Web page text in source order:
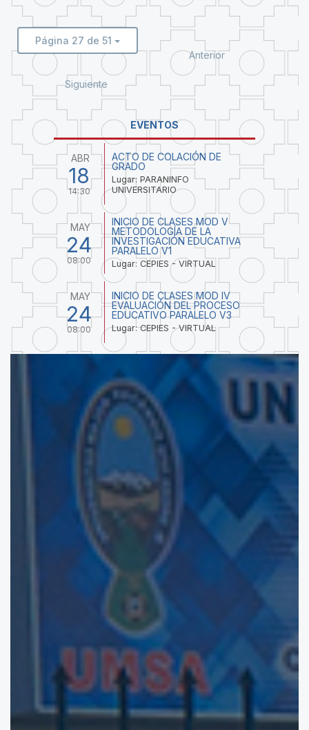
Página 27 de 51
Anterior
Siguiente
EVENTOS
ABR
18
14:30
ACTO DE COLACIÓN DE
GRADO
Lugar: PARANINFO
UNIVERSITARIO
MAY
24
08:00
INICIO DE CLASES MOD V
METODOLOGÍA DE LA
INVESTIGACIÓN EDUCATIVA
PARALELO V1
Lugar: CEPIES - VIRTUAL
MAY
24
08:00
INICIO DE CLASES MOD IV
EVALUACIÓN DEL PROCESO
EDUCATIVO PARALELO V3
Lugar: CEPIES - VIRTUAL